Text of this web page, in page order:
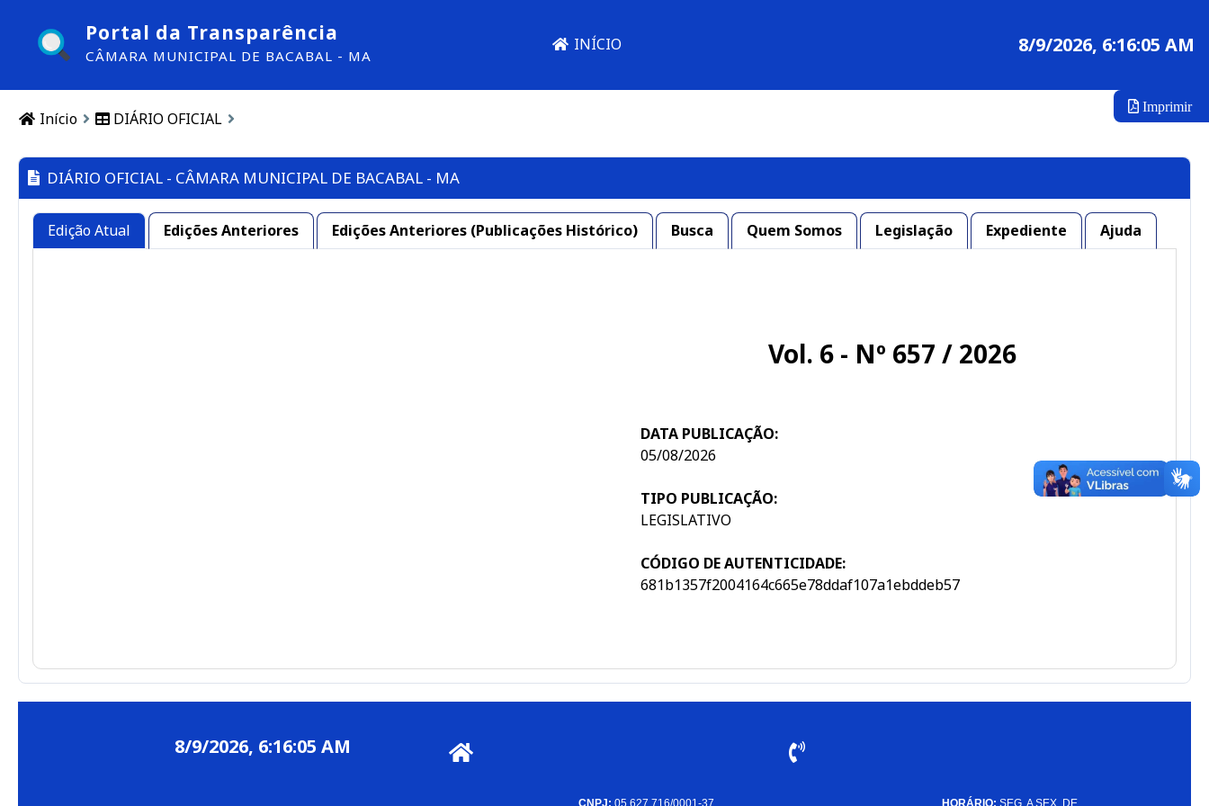
Portal da Transparência
CÂMARA MUNICIPAL DE BACABAL - MA
INÍCIO 8/9/2026, 6:16:05 AM
Imprimir
Início DIÁRIO OFICIAL
DIÁRIO OFICIAL - CÂMARA MUNICIPAL DE BACABAL - MA
Edição Atual Edições Anteriores Edições Anteriores (Publicações Histórico) Busca Quem Somos Legislação Expediente Ajuda
Vol. 6 - Nº 657 / 2026
DATA PUBLICAÇÃO:
05/08/2026
TIPO PUBLICAÇÃO:
LEGISLATIVO
CÓDIGO DE AUTENTICIDADE:
681b1357f2004164c665e78ddaf107a1ebddeb57
8/9/2026, 6:16:05 AM
CNPJ: 05.627.716/0001-37 HORÁRIO:SEG. A SEX. DE